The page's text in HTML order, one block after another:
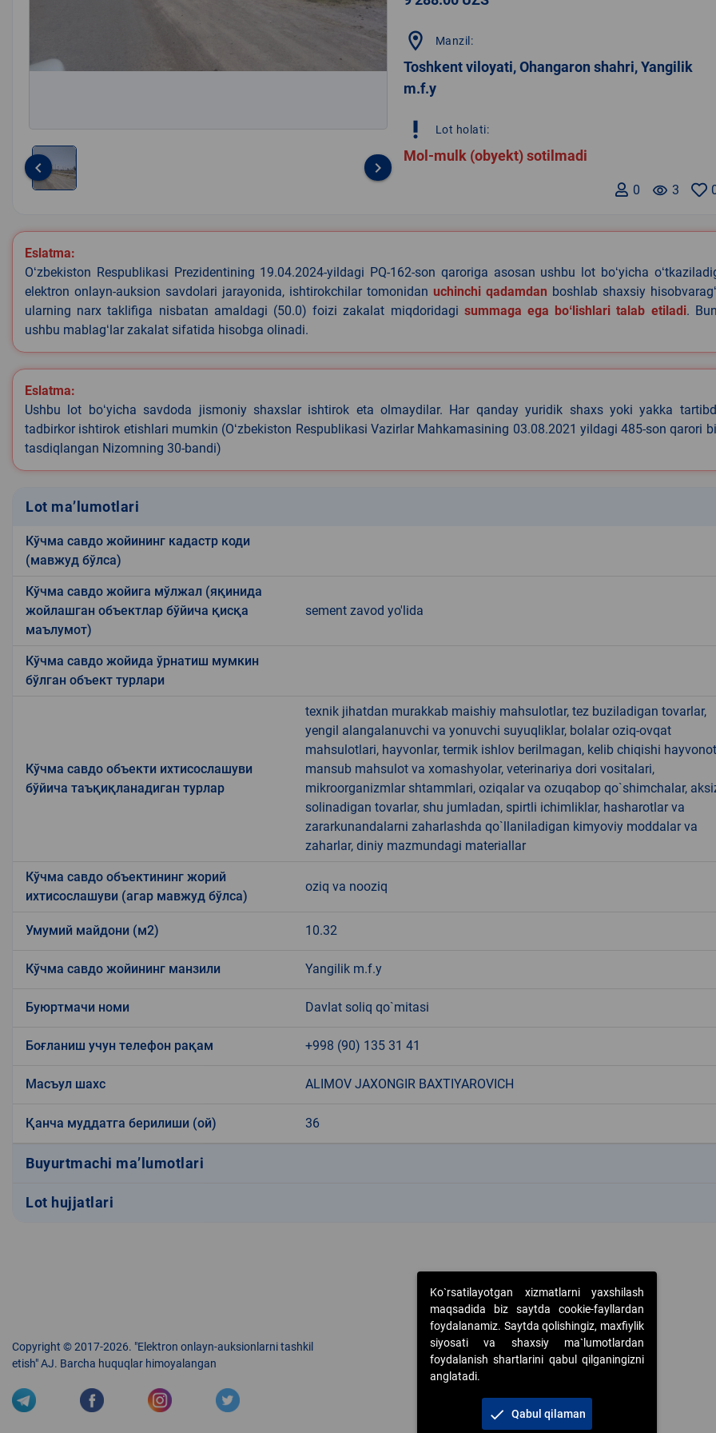
of
1
keyboard_arrow_left keyboard_arrow_right
location_on Manzil:
Toshkent viloyati, Ohangaron shahri, Yangilik
m.f.y
priority_high Lot holati:
Mol-mulk (obyekt) sotilmadi
remove_red_eye 3
0
Eslatma:
Oʻzbekiston Respublikasi Prezidentining 19.04.2024-yildagi PQ-162-son qaroriga asosan ushbu lot boʻyicha
elektron onlayn-auksion savdolari jarayonida, ishtirokchilar tomonidan uchinchi qadamdan boshlab shaxsiy
ularning narx taklifiga nisbatan amaldagi (50.0) foizi zakalat miqdoridagi summaga ega boʻlishlari talab etiladi.
ushbu mablagʻlar zakalat sifatida hisobga olinadi.
Eslatma:
Ushbu lot boʻyicha savdoda jismoniy shaxslar ishtirok eta olmaydilar. Har qanday yuridik shaxs yoki yakka
tadbirkor ishtirok etishlari mumkin (Oʻzbekiston Respublikasi Vazirlar Mahkamasining 03.08.2021 yildagi 485-son qarori
tasdiqlangan Nizomning 30-bandi)
Lot ma’lumotlari
Кўчма савдо жойининг кадастр коди
(мавжуд бўлса)
Кўчма савдо жойига мўлжал (яқинида
жойлашган объектлар бўйича қисқа
маълумот)
sement zavod yo'lida
Кўчма савдо жойида ўрнатиш мумкин
бўлган объект турлари
Кўчма савдо объекти ихтисослашуви
бўйича таъқиқланадиган турлар
texnik jihatdan murakkab maishiy mahsulotlar, tez buziladigan tovarlar,
yengil alangalanuvchi va yonuvchi suyuqliklar, bolalar oziq-ovqat
mahsulotlari, hayvonlar, termik ishlov berilmagan, kelib chiqishi
mansub mahsulot va xomashyolar, veterinariya dori vositalari,
mikroorganizmlar shtammlari, oziqalar va ozuqabop qo`shimchalar,
solinadigan tovarlar, shu jumladan, spirtli ichimliklar, hasharotlar va
zararkunandalarni zaharlashda qo`llaniladigan kimyoviy moddalar va
zaharlar, diniy mazmundagi materiallar
Кўчма савдо объектининг жорий
ихтисослашуви (агар мавжуд бўлса)
oziq va nooziq
Умумий майдони (м2) 10.32
Кўчма савдо жойининг манзили Yangilik m.f.y
Буюртмачи номи Davlat soliq qo`mitasi
Боғланиш учун телефон рақам +998 (90) 135 31 41
Масъул шахс ALIMOV JAXONGIR BAXTIYAROVICH
Қанча муддатга берилиши (ой) 36
Buyurtmachi ma’lumotlari
Lot hujjatlari
Copyright © 2017-2026. "Elektron onlayn-auksionlarni tashkil
etish" AJ. Barcha huquqlar himoyalangan
Ko`rsatilayotgan xizmatlarni yaxshilash
maqsadida biz saytda cookie-fayllardan
foydalanamiz. Saytda qolishingiz, maxfiylik
siyosati va shaxsiy ma`lumotlardan
foydalanish shartlarini qabul qilganingizni
anglatadi.
check Qabul qilaman